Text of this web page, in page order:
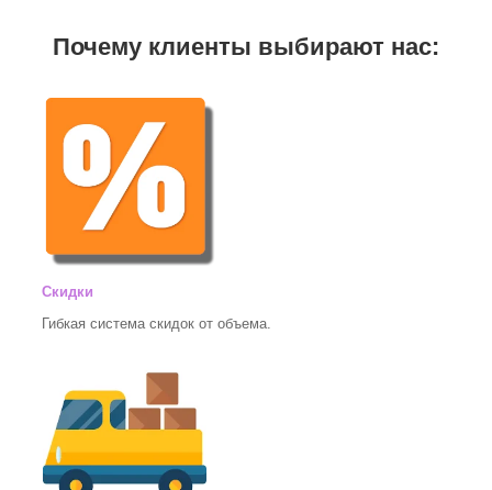
Почему клиенты выбирают нас:
Скидки
Гибкая система скидок от объема.